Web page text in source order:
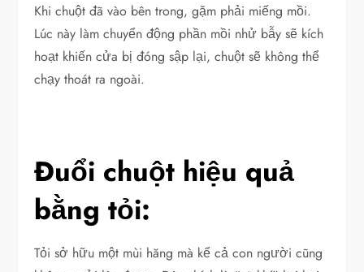
Khi chuột đã vào bên trong, gặm phải miếng mồi.
Lúc này làm chuyển động phần mồi nhử bẫy sẽ kích
hoạt khiến cửa bị đóng sập lại, chuột sẽ không thể
chạy thoát ra ngoài.
Đuổi chuột hiệu quả
bằng tỏi:
Tỏi sở hữu một mùi hăng mà kể cả con người cũng